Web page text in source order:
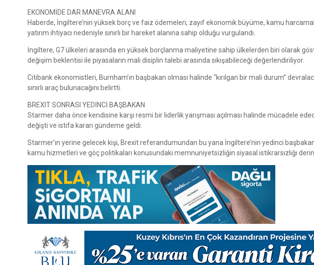
EKONOMİDE DAR MANEVRA ALANI
Haberde, İngiltere’nin yüksek borç ve faiz ödemeleri, zayıf ekonomik büyüme, kamu
yatırım ihtiyacı nedeniyle sınırlı bir hareket alanına sahip olduğu vurgulandı.
İngiltere, G7 ülkeleri arasında en yüksek borçlanma maliyetine sahip ülkelerden biri olarak
değişim beklentisi ile piyasaların mali disiplin talebi arasında sıkışabileceği değerlendiriliyor.
Citibank ekonomistleri, Burnham’ın başbakan olması halinde “kırılgan bir mali durum”
sınırlı araç bulunacağını belirtti.
BREXIT SONRASI YEDİNCİ BAŞBAKAN
Starmer daha önce kendisine karşı resmi bir liderlik yarışması açılması halinde mücadele
değişti ve istifa kararı gündeme geldi.
Starmer’ın yerine gelecek kişi, Brexit referandumundan bu yana İngiltere’nin yedinci
kamu hizmetleri ve göç politikaları konusundaki memnuniyetsizliğin siyasal istikrarsızlığı